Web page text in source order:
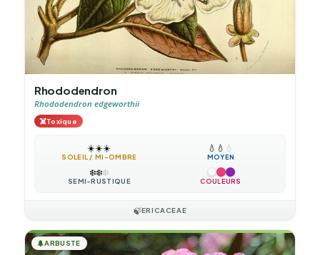
Rhododendron
Rhododendron edgeworthii
☠️Toxique
☀️☀️☀️
SOLEIL / MI-OMBRE
💧 💧 💧
MOYEN
❄️❄️❄️
SEMI-RUSTIQUE COULEURS
🍃ERICACEAE
🌲ARBUSTE